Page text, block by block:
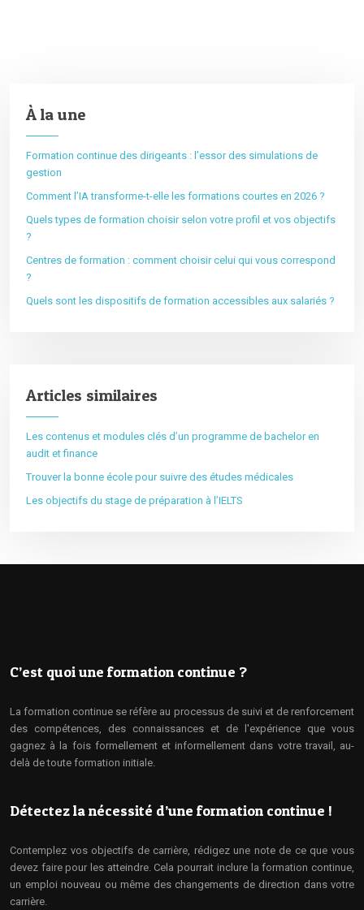
À la une
Formation continue des dirigeants : l’essor des simulations de
gestion
Comment l’IA transforme-t-elle les formations courtes en 2026 ?
Quels types de formation choisir selon votre profil et vos objectifs
?
Centres de formation : comment choisir celui qui vous correspond
?
Quels sont les dispositifs de formation accessibles aux salariés ?
Articles similaires
Les contenus et modules clés d’un programme de bachelor en
audit et finance
Trouver la bonne école pour suivre des études médicales
Les objectifs du stage de préparation à l’IELTS
C’est quoi une formation continue ?
La formation continue se réfère au processus de suivi et de renforcement
des compétences, des connaissances et de l'expérience que vous
gagnez à la fois formellement et informellement dans votre travail, au-
delà de toute formation initiale.
Détectez la nécessité d’une formation continue !
Contemplez vos objectifs de carrière, rédigez une note de ce que vous
devez faire pour les atteindre. Cela pourrait inclure la formation continue,
un emploi nouveau ou même des changements de direction dans votre
carrière.